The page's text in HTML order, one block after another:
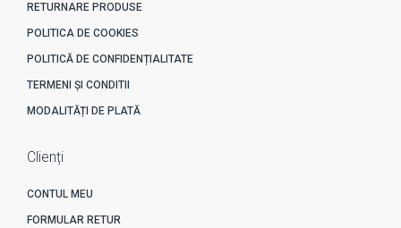
RETURNARE PRODUSE
POLITICA DE COOKIES
POLITICĂ DE CONFIDENȚIALITATE
TERMENI ȘI CONDITII
MODALITĂȚI DE PLATĂ
Clienți
CONTUL MEU
FORMULAR RETUR